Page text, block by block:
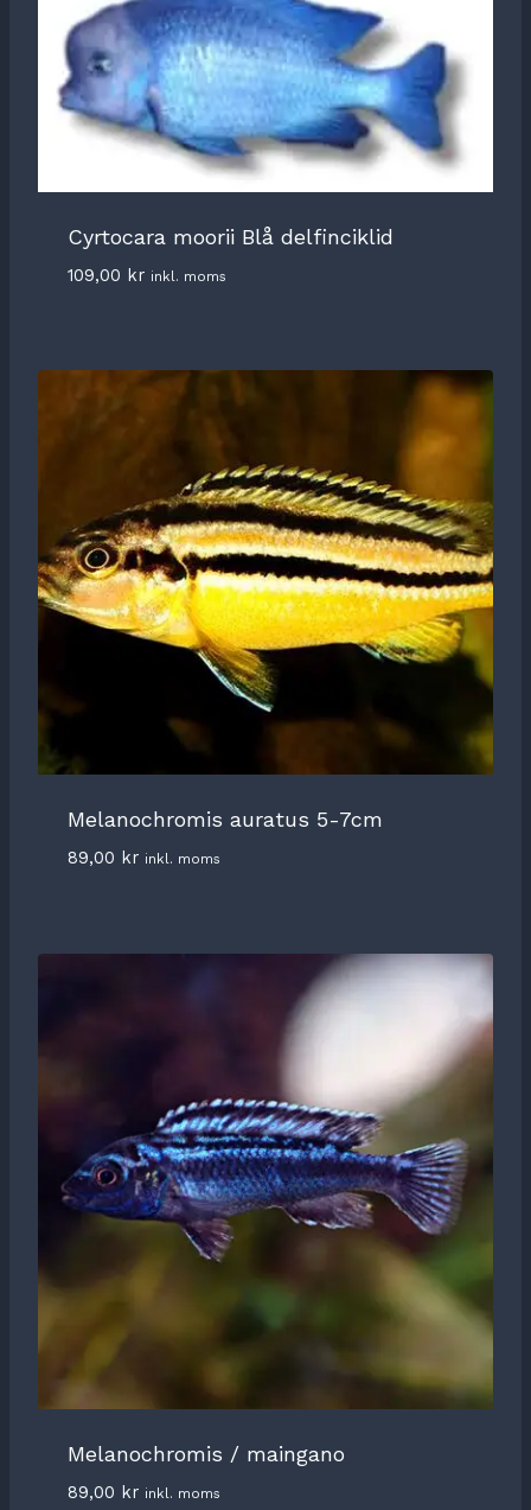
Cyrtocara moorii Blå delfinciklid
109,00 kr inkl. moms
Melanochromis auratus 5-7cm
89,00 kr inkl. moms
Melanochromis / maingano
89,00 kr inkl. moms